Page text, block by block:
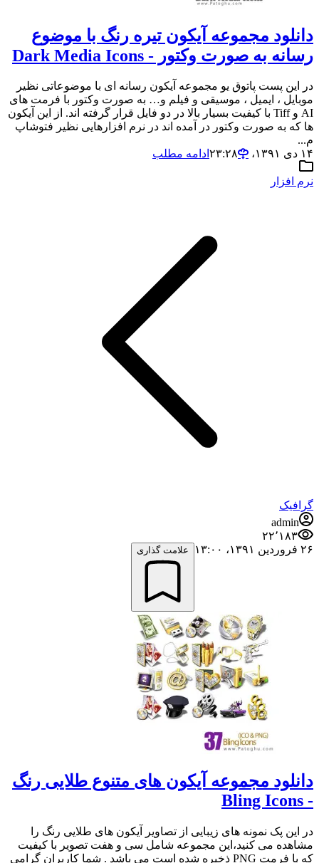
دانلود مجموعه آیکون تیره رنگ با موضوع
رسانه به صورت وکتور - Dark Media Icons
در این پست پاتوق یو مجموعه آیکون رسانه ای با موضوعاتی نظیر
موبایل ، ایمیل ، موسیقی و فیلم و… به صورت وکتور با فرمت های
AI و Tiff با کیفیت بسیار بالا در دو فایل قرار گرفته اند. از این آیکون
ها که به صورت وکتور در آمده اند در نرم افزارهایی نظیر فتوشاپ
م...
۱۴ دی ۱۳۹۱،‏ ۲۳:۲۸
ادامه مطلب
نرم افزار
گرافیک
admin
۲۲٬۱۸۳
۲۶ فروردین ۱۳۹۱،‏ ۱۳:۰۰
علامت گذاری
دانلود مجموعه آیکون های متنوع طلایی رنگ
- Bling Icons
در این پک نمونه های زیبایی از تصاویر آیکون های طلایی رنگ را
مشاهده می کنید،این مجموعه شامل سی و هفت تصویر با کیفیت
که با فرمت PNG ذخیره شده است می باشد . شما کاربران گرامی